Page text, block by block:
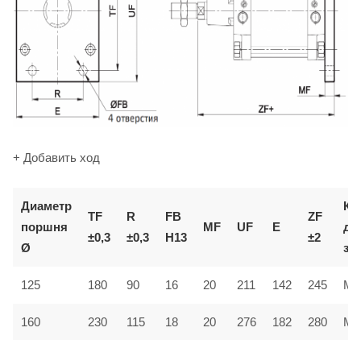
+ Добавить ход
Диаметр
поршня
Ø
TF
±0,3
R
±0,3
FB
H13
MF UF E
ZF
±2
125 180 90 16 20 211 142 245
160 230 115 18 20 276 182 280